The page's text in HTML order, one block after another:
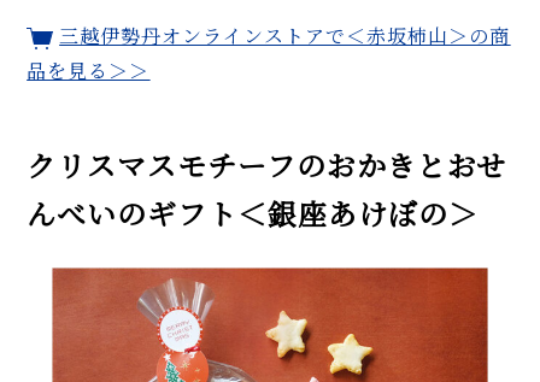
三越伊勢丹オンラインストアで＜赤坂柿山＞の商
品を見る＞＞
クリスマスモチーフのおかきとおせ
んべいのギフト＜銀座あけぼの＞